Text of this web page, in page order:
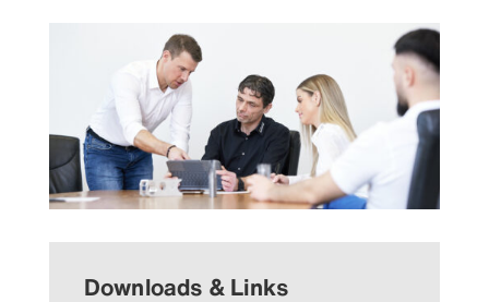
Downloads & Links